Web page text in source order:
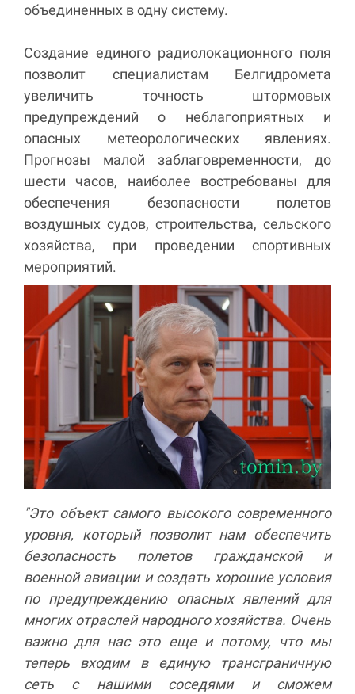
объединенных в одну систему.
Создание единого радиолокационного поля
позволит специалистам Белгидромета
увеличить точность штормовых
предупреждений о неблагоприятных и
опасных метеорологических явлениях.
Прогнозы малой заблаговременности, до
шести часов, наиболее востребованы для
обеспечения безопасности полетов
воздушных судов, строительства, сельского
хозяйства, при проведении спортивных
мероприятий.
"Это объект самого высокого современного
уровня, который позволит нам обеспечить
безопасность полетов гражданской и
военной авиации и создать хорошие условия
по предупреждению опасных явлений для
многих отраслей народного хозяйства. Очень
важно для нас это еще и потому, что мы
теперь входим в единую трансграничную
сеть с нашими соседями и сможем